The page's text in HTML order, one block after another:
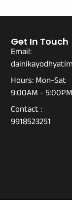
Get In Touch
Email:
Hours: Mon-Sat
9:00AM - 5:00PM
Contact :
9918523251